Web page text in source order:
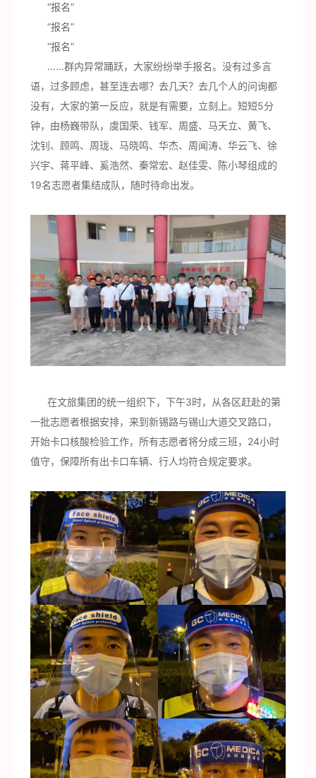
“报名”
“报名”
“报名”
......群内异常踊跃，大家纷纷举手报名。没有过多言
语，过多顾虑，甚至连去哪？去几天？去几个人的问询都
没有，大家的第一反应，就是有需要，立刻上。短短5分
钟，由杨巍带队，虞国荣、钱军、周盛、马天立、黄飞、
沈钊、顾鸣、周珑、马晓鸣、华杰、周闻涛、华云飞、徐
兴宇、蒋平峰、奚浩然、秦常宏、赵佳雯、陈小琴组成的
19名志愿者集结成队，随时待命出发。
在文旅集团的统一组织下，下午3时，从各区赶赴的第
一批志愿者根据安排，来到新锡路与锡山大道交叉路口，
开始卡口核酸检验工作，所有志愿者将分成三班，24小时
值守，保障所有出卡口车辆、行人均符合规定要求。